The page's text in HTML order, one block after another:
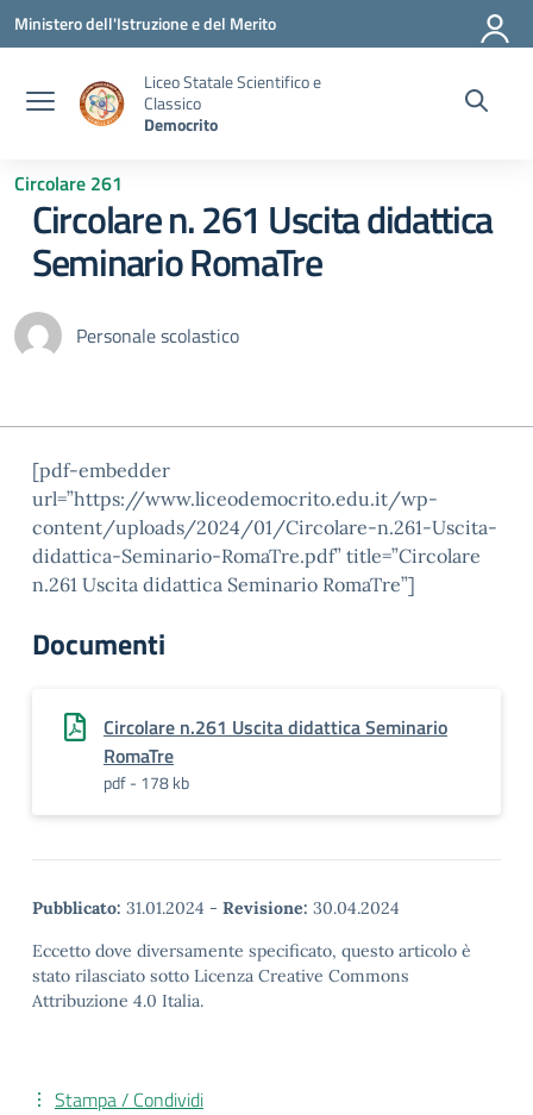
Vai ai contenuti
Vai al menu di navigazione
Vai al footer
Ministero dell'Istruzione e del Merito
Liceo Statale Scientifico e
Classico
Democrito
Circolare 261
Circolare n. 261 Uscita didattica
Seminario RomaTre
Personale scolastico
[pdf-embedder
url=”https://www.liceodemocrito.edu.it/wp-
content/uploads/2024/01/Circolare-n.261-Uscita-
didattica-Seminario-RomaTre.pdf” title=”Circolare
n.261 Uscita didattica Seminario RomaTre”]
Documenti
Circolare n.261 Uscita didattica Seminario
RomaTre
pdf - 178 kb
Pubblicato: 31.01.2024 - Revisione: 30.04.2024
Eccetto dove diversamente specificato, questo articolo è
stato rilasciato sotto Licenza Creative Commons
Attribuzione 4.0 Italia.
Stampa / Condividi